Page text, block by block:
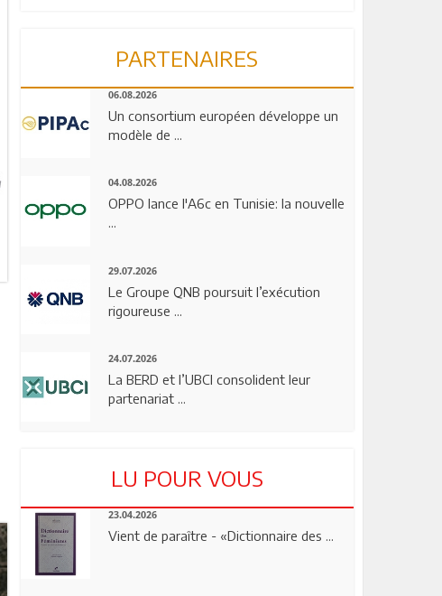
PARTENAIRES
06.08.2026
Un consortium européen développe un
modèle de ...
04.08.2026
OPPO lance l'A6c en Tunisie: la nouvelle
...
29.07.2026
Le Groupe QNB poursuit l’exécution
rigoureuse ...
24.07.2026
La BERD et l’UBCI consolident leur
partenariat ...
LU POUR VOUS
23.04.2026
Vient de paraître - «Dictionnaire des ...